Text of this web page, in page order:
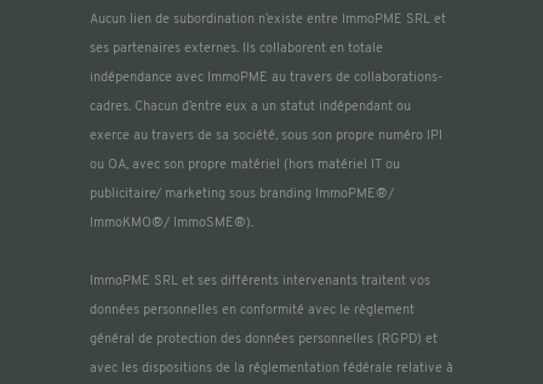
Aucun lien de subordination n’existe entre ImmoPME SRL et
ses partenaires externes. Ils collaborent en totale
indépendance avec ImmoPME au travers de collaborations-
cadres. Chacun d’entre eux a un statut indépendant ou
exerce au travers de sa société, sous son propre numéro IPI
ou OA, avec son propre matériel (hors matériel IT ou
publicitaire/ marketing sous branding ImmoPME®/
ImmoKMO®/ ImmoSME®).
ImmoPME SRL et ses différents intervenants traitent vos
données personnelles en conformité avec le règlement
général de protection des données personnelles (RGPD) et
avec les dispositions de la réglementation fédérale relative à